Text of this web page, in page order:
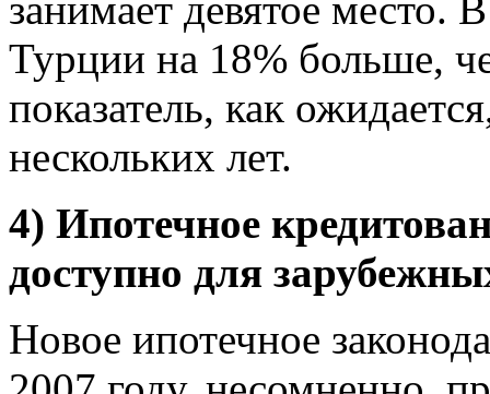
Турции на 18% больше,
показатель, как
нескольких лет.
4) Ипотечное
доступно для
Новое ипотечное